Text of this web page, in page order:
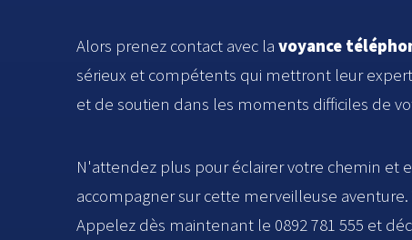
Alors prenez contact avec la voyance
sérieux et compétents qui mettront leur
et de soutien dans les moments difficiles de
N'attendez plus pour éclairer votre chemin et
accompagner sur cette merveilleuse
Appelez dès maintenant le 0892 781 555 et